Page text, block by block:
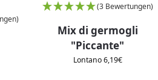
(3 Bewertungen)
Mix di germogli
"Piccante"
Lontano6,19€